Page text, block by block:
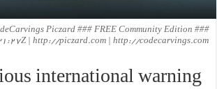
Piczard ### FREE Community Edition ###
| http://piczard.com | http://codecarvings.com
international warning